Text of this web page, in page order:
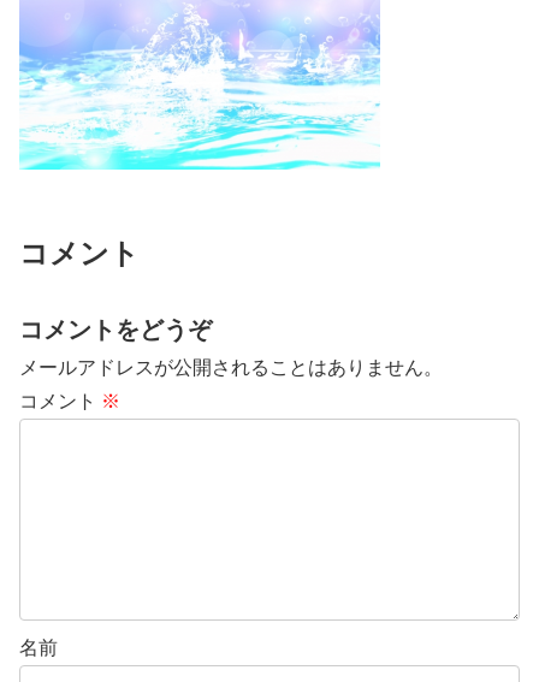
コメント
コメントをどうぞ
メールアドレスが公開されることはありません。
コメント ※
名前